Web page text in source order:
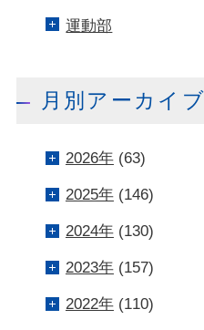
運動部
月別アーカイブ
2026年(63)
2025年(146)
2024年(130)
2023年(157)
2022年(110)